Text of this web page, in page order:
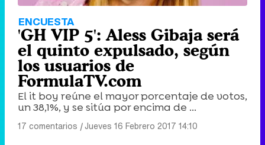
ENCUESTA
'GH VIP 5': Aless Gibaja será
el quinto expulsado, según
los usuarios de
FormulaTV.com
El it boy reúne el mayor porcentaje de votos,
un 38,1%, y se sitúa por encima de ...
17 comentarios |Jueves 16 Febrero 2017 14:10